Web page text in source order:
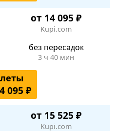
от 14 095 ₽
Kupi.com
без пересадок
3 ч 40 мин
095 ₽
от 15 525 ₽
Kupi.com